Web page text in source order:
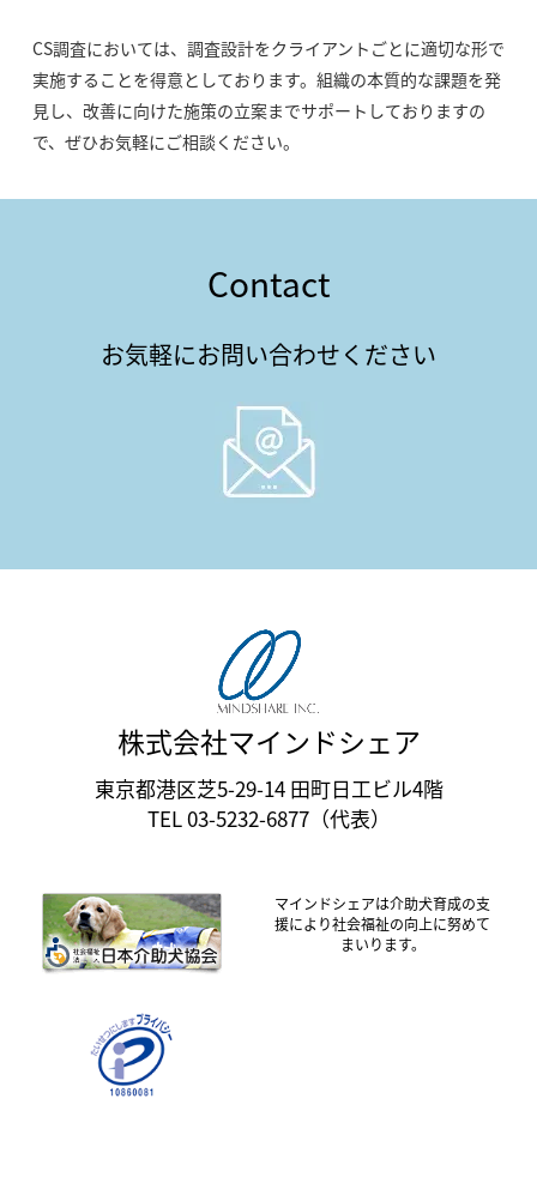
CS調査においては、調査設計をクライアントごとに適切な形で
実施することを得意としております。組織の本質的な課題を発
見し、改善に向けた施策の立案までサポートしておりますの
で、ぜひお気軽にご相談ください。
Contact
お気軽にお問い合わせください
株式会社マインドシェア
東京都港区芝5-29-14 田町日工ビル4階
TEL 03-5232-6877（代表）
マインドシェアは介助犬育成の支
援により社会福祉の向上に努めて
まいります。